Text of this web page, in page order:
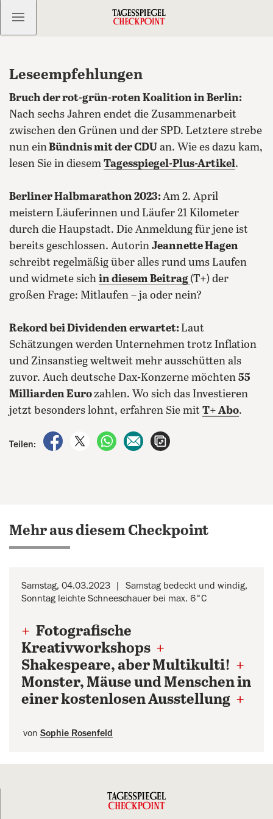
Kostenlos anmelden
Leseempfehlungen
Bruch der rot-grün-roten Koalition in Berlin:
Nach sechs Jahren endet die Zusammenarbeit
zwischen den Grünen und der SPD. Letztere strebe
nun einBündnis mit der CDU an. Wie es dazu kam,
lesen Sie in diesem Tagesspiegel-Plus-Artikel.
Berliner Halbmarathon 2023:Am 2. April
meistern Läuferinnen und Läufer 21 Kilometer
durch die Haupstadt. Die Anmeldung für jene ist
bereits geschlossen. Autorin Jeannette Hagen
schreibt regelmäßig über alles rund ums Laufen
und widmete sich in diesem Beitrag (T+) der
großen Frage: Mitlaufen – ja oder nein?
Rekord bei Dividenden erwartet:Laut
Schätzungen werden Unternehmen trotz Inflation
und Zinsanstieg weltweit mehr ausschütten als
zuvor. Auch deutsche Dax-Konzerne möchten 55
Milliarden Eurozahlen. Wo sich das Investieren
jetzt besonders lohnt, erfahren Sie mit T+ Abo.
Teilen:
auf Facebook teilen
auf X teilenper WhatsApp teilen
per E-Mail teilen
Mehr aus diesem Checkpoint
Samstag, 04.03.2023
Samstag bedeckt und windig,
Sonntag leichte Schneeschauer bei max. 6°C
+ Fotografische
Kreativworkshops +
Shakespeare, aber Multikulti! +
Monster, Mäuse und Menschen in
einer kostenlosen Ausstellung +
von Sophie Rosenfeld